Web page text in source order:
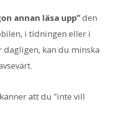
annan läsa upp”den
i tidningen eller i
kan du minska
att du ”inte vill